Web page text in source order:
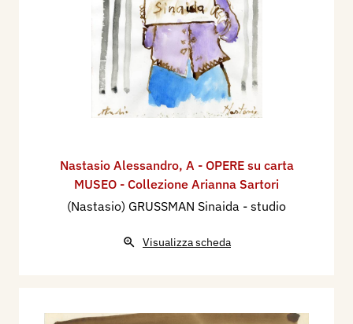
Nastasio Alessandro, A - OPERE su carta
MUSEO - Collezione Arianna Sartori
(Nastasio) GRUSSMAN Sinaida - studio
Visualizza scheda